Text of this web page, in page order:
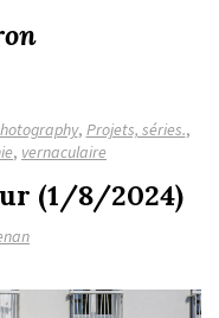
, Projets, séries.,
, vernaculaire
(1/8/2024)